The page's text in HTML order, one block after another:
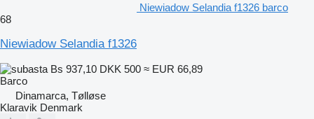
Niewiadow Selandia f1326 barco
68
Niewiadow Selandia f1326
Bs 937,10 DKK 500 ≈ EUR 66,89
Barco
Dinamarca, Tølløse
Klaravik Denmark